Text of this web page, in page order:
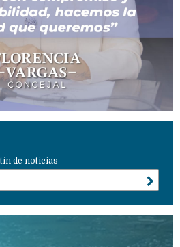
de noticias